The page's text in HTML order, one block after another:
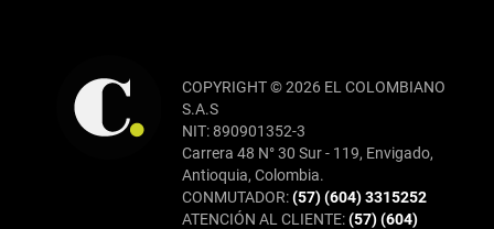
COPYRIGHT © 2026 EL COLOMBIANO
S.A.S
NIT: 890901352-3
Carrera 48 N° 30 Sur - 119, Envigado,
Antioquia, Colombia.
CONMUTADOR:(57) (604) 3315252
ATENCIÓN AL CLIENTE:(57) (604)